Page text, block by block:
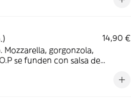
14,90 €
Mozzarella, gorgonzola,
se funden con salsa de